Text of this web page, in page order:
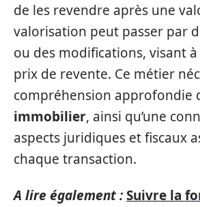
de les revendre après une
valorisation peut passer par
ou des modifications, visant
prix de revente. Ce métier
compréhension approfondie
immobilier, ainsi qu’une
aspects juridiques et fiscaux
chaque transaction.
A lire également :Suivre la